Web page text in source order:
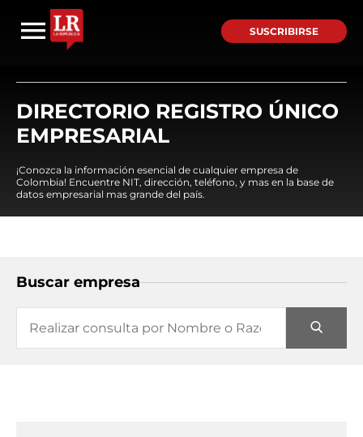
SUSCRIBIRSE
DIRECTORIO REGISTRO ÚNICO
EMPRESARIAL
¡Conozca la información esencial de cualquier empresa de
Colombia! Encuentre NIT, dirección, teléfono, y mas en la base de
datos empresarial mas grande del país.
Buscar empresa